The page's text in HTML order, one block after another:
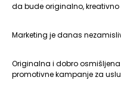
da bude originalno, kreativno
Marketing je danas
Originalna i dobro
promotivne kampanje za